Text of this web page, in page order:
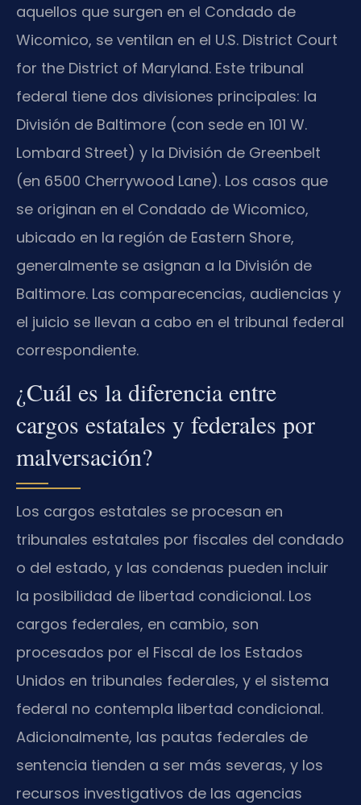
aquellos que surgen en el Condado de
Wicomico, se ventilan en el U.S. District Court
for the District of Maryland. Este tribunal
federal tiene dos divisiones principales: la
División de Baltimore (con sede en 101 W.
Lombard Street) y la División de Greenbelt
(en 6500 Cherrywood Lane). Los casos que
se originan en el Condado de Wicomico,
ubicado en la región de Eastern Shore,
generalmente se asignan a la División de
Baltimore. Las comparecencias, audiencias y
el juicio se llevan a cabo en el tribunal federal
correspondiente.
¿Cuál es la diferencia entre
cargos estatales y federales por
malversación?
Los cargos estatales se procesan en
tribunales estatales por fiscales del condado
o del estado, y las condenas pueden incluir
la posibilidad de libertad condicional. Los
cargos federales, en cambio, son
procesados por el Fiscal de los Estados
Unidos en tribunales federales, y el sistema
federal no contempla libertad condicional.
Adicionalmente, las pautas federales de
sentencia tienden a ser más severas, y los
recursos investigativos de las agencias